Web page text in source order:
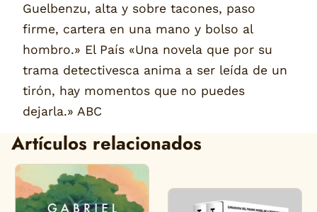
Guelbenzu, alta y sobre tacones, paso
firme, cartera en una mano y bolso al
hombro.» El País «Una novela que por su
trama detectivesca anima a ser leída de un
tirón, hay momentos que no puedes
dejarla.» ABC
Artículos relacionados